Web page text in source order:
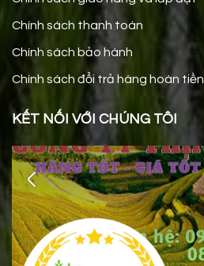
Chính sách thanh toán
Chính sách bảo hành
Chính sách đổi trả hàng hoàn tiền
KẾT NỐI VỚI CHÚNG TÔI